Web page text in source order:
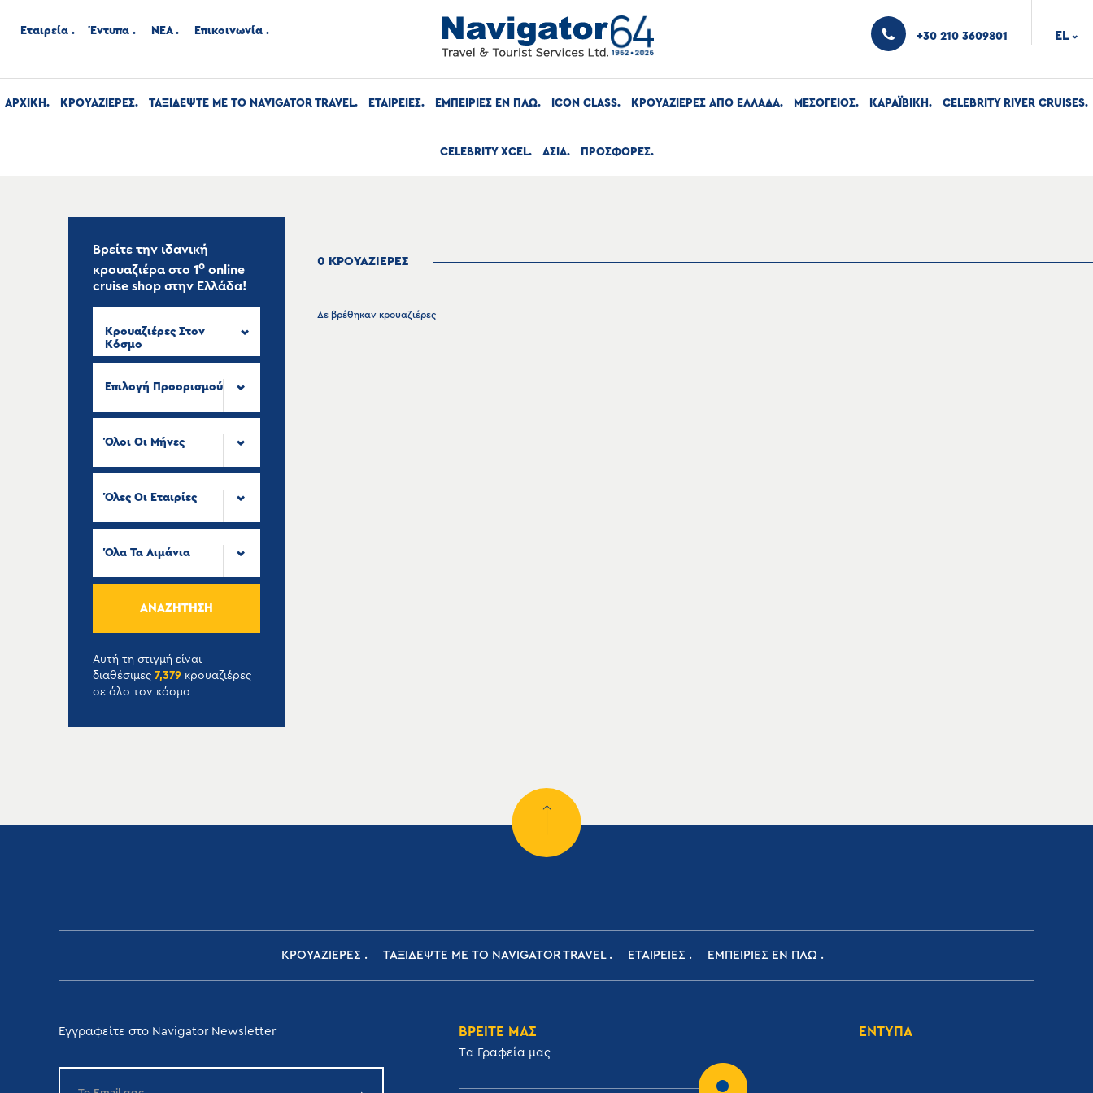
Εταιρεία Έντυπα ΝΕΑ Επικοινωνία +30 210 3609801 EL ›
ΑΡΧΙΚΉ ΚΡΟΥΑΖΙΕΡΕΣ ΤΑΞΙΔΕΨΤΕ ΜΕ ΤΟ NAVIGATOR TRAVEL ΕΤΑΙΡΕΙΕΣ ΕΜΠΕΙΡΙΕΣ ΕΝ ΠΛΩ ICON CLASS ΚΡΟΥΑΖΙΕΡΕΣ ΑΠΟ ΕΛΛΑΔΑ ΜΕΣΟΓΕΙΟΣ ΚΑΡΑΪΒΙΚΗ CELEBRITY RIVER CRUISES
CELEBRITY XCEL ΑΣΙΑ ΠΡΟΣΦΟΡΕΣ
Βρείτε την ιδανική
κρουαζιέρα στο 1ο online
cruise shop στην Ελλάδα!
Κρουαζιέρες Στον
Κόσμο
Επιλογή Προορισμού
Όλοι Οι Μήνες
Όλες Οι Εταιρίες
Όλα Τα Λιμάνια
ΑΝΑΖΉΤΗΣΗ
Αυτή τη στιγμή είναι
διαθέσιμες 7,379 κρουαζιέρες
σε όλο τον κόσμο
0 ΚΡΟΥΑΖΙΕΡΕΣ
Δε βρέθηκαν κρουαζιέρες
ΚΡΟΥΑΖΙΕΡΕΣ ΤΑΞΙΔΕΨΤΕ ΜΕ ΤΟ NAVIGATOR TRAVEL ΕΤΑΙΡΕΙΕΣ ΕΜΠΕΙΡΙΕΣ ΕΝ ΠΛΩ
Εγγραφείτε στο Navigator Newsletter ΒΡΕΙΤΕ ΜΑΣ
Tα Γραφεία μας
ΕΝΤΥΠΑ